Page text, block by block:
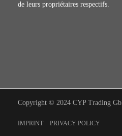
de leurs propriétaires respectifs.
Copyright © 2024 CYP Trading
IMPRINT PRIVACY POLICY